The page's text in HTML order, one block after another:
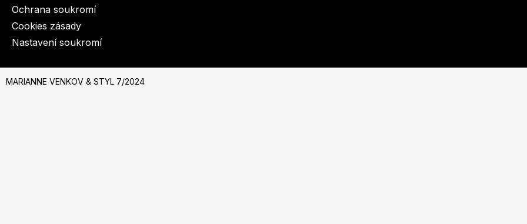
MARIANNE VENKOV & STYL 7/2024
Ochrana soukromí
Cookies zásady
Nastavení soukromí